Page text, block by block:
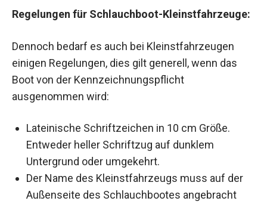
Regelungen für Schlauchboot-Kleinstfahrzeuge:
Dennoch bedarf es auch bei Kleinstfahrzeugen
einigen Regelungen, dies gilt generell, wenn das
Boot von der Kennzeichnungspflicht
ausgenommen wird:
Lateinische Schriftzeichen in 10 cm Größe.
Entweder heller Schriftzug auf dunklem
Untergrund oder umgekehrt.
Der Name des Kleinstfahrzeugs muss auf der
Außenseite des Schlauchbootes angebracht